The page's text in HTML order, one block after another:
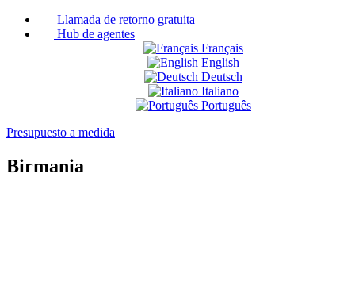
Llamada de retorno gratuita
Hub de agentes
Français
English
Deutsch
Italiano
Português
Presupuesto a medida
Birmania